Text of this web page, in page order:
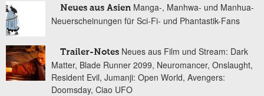
Neues aus Asien Manga-, Manhwa- und Manhua-
Neuerscheinungen für Sci-Fi- und Phantastik-Fans
Trailer-Notes Neues aus Film und Stream: Dark
Matter, Blade Runner 2099, Neuromancer, Onslaught,
Resident Evil, Jumanji: Open World, Avengers:
Doomsday, Ciao UFO